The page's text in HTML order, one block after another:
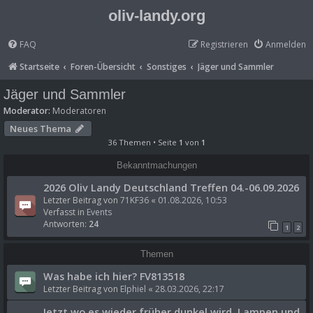
oliv-landy.org
FAQ Anmelden
Registrieren
Startseite
Foren-Übersicht Sonstiges Jäger und Sammler
Jäger und Sammler
Moderator: Moderatoren
Neues Thema
36 Themen • Seite 1 von 1
Bekanntmachungen
2026 Oliv Landy Deutschland Treffen 04.-06.09.2026
Letzter Beitrag von 71KF36 « 01.08.2026, 10:53
Verfasst in Events
Antworten: 24 1 2
Themen
Was habe ich hier? FV813518
Letzter Beitrag von Elphiel « 28.03.2026, 22:17